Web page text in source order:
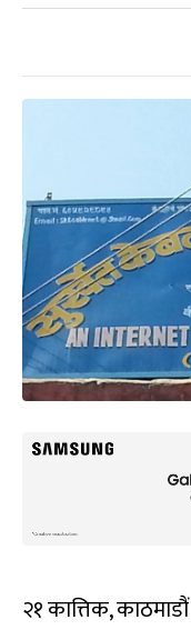
२१ कात्तिक,